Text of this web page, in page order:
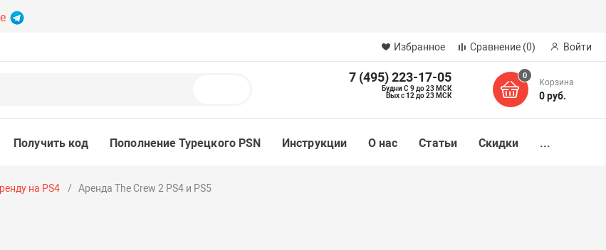
Избранное Сравнение (0) Войти
7 (495) 223-17-05
Будни С 9 до 23 МСК
Вых с 12 до 23 МСК
0
Корзина
0 руб.
Получить код Пополнение Турецкого PSN Инструкции О нас Статьи Скидки ...
на PS4 Аренда The Crew 2 PS4 и PS5